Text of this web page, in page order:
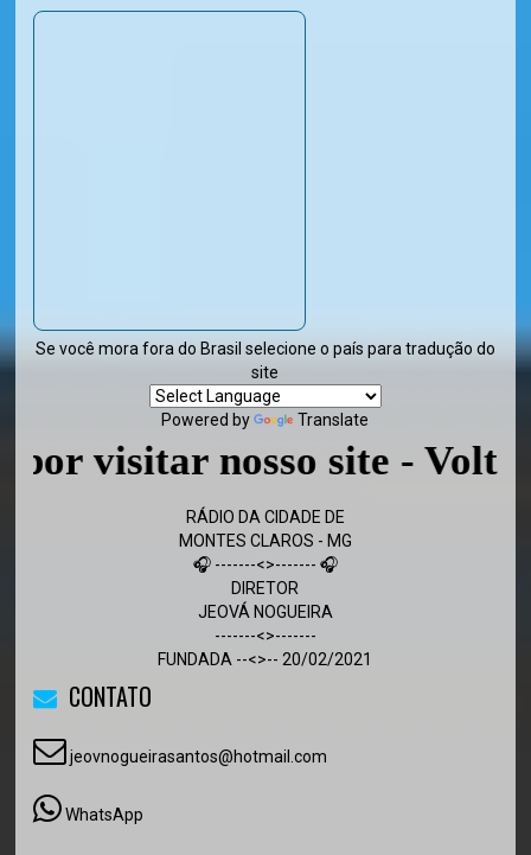
Se você mora fora do Brasil selecione o país para tradução do
site
Powered by Translate
nosso site - Volte
RÁDIO DA CIDADE DE
MONTES CLAROS - MG
🎧 -------<>------- 🎧
DIRETOR
JEOVÁ NOGUEIRA
-------<>-------
FUNDADA --<>-- 20/02/2021
CONTATO
jeovnogueirasantos@hotmail.com
WhatsApp